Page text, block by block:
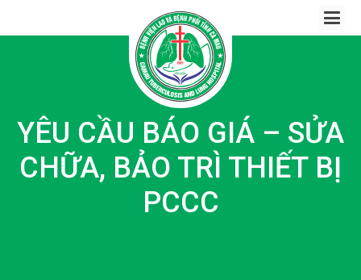
YÊU CẦU BÁO GIÁ – SỬA
CHỮA, BẢO TRÌ THIẾT BỊ
PCCC